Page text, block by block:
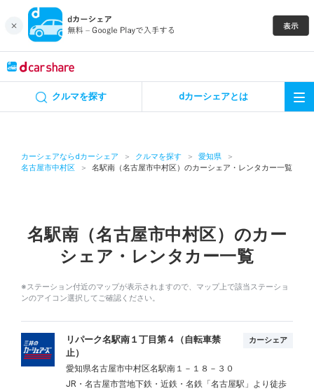
クルマを探す dカーシェアとは
カーシェアならdカーシェア クルマを探す
愛知県
名古屋市中村区
名駅南（名古屋市中村区）のカーシェア・レンタカー一覧
名駅南（名古屋市中村区）のカー
シェア・レンタカー一覧
※ステーション付近のマップが表示されますので、マップ上で該当ステーショ
ンのアイコン選択してご確認ください。
リパーク名駅南１丁目第４（自転車禁
止）
カーシェア
愛知県名古屋市中村区名駅南１－１８－３０
JR・名古屋市営地下鉄・近鉄・名鉄「名古屋駅」より徒歩
カーシェア
特集
アプリの使い方